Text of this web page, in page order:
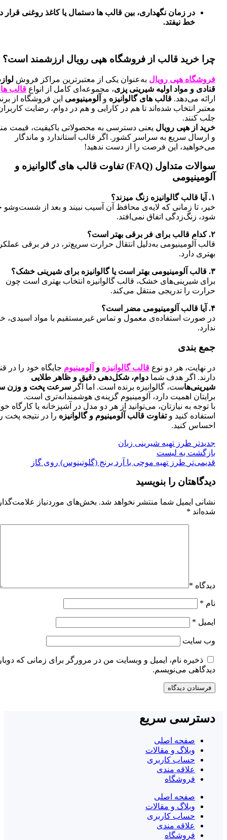
در زمان نگهداری، بین قالب ها دستمال یا کاغذ روغنی قرار دهید تا
خط نیفتد.
خرید قالب از فروشگاه هپی رویال ارزشمند است؟
هپی رویالبه‌عنوان یکی از معتبرترین مراکز فروش لوازم
و مواد اولیه شیرینی پزی ، مجموعه‌ای کامل از انواع قالب ها را
می‌دهد. قالب های گالوانیزهوآلومینیومیاین فروشگاه از برندهای
انتخاب شده‌اند تا هم در کارایی و هم در دوام، رضایت کاربران را
از هپی رویالیعنی دسترسی به محصولاتی باکیفیت، قیمت مناسب
سریع به سراسر کشور. اگر قالب استاندارد و ماندگار
این فرصت را از دست ندهید!
سوالات متداول (FAQ) تفاوت قالب های گالوانیزه و
تا زمانی که لایه‌ی محافظ آن آسیب نبیند و بعد از شست‌وشو خشک
زنگ‌زدگی اتفاق نمی‌افتد.
آلومینیومی به‌دلیل انتقال حرارت سریع‌تر، در فر برقی عملکرد
دارد.
شیرینی‌های خشک، قالب گالوانیزه انتخاب بهتری است چون
را تدریجی منتقل می‌کند.
استفاده‌ی معمول و تماس غیرمستقیم با مواد اسیدی، خطری
بندی
هر دو نوع قالب گالوانیزهوآلومینیومجایگاه خود را در قنادی
اگر هدف شمادوام، شکل‌دهی دقیق و ظاهر طلایی
ست، گالوانیزه برنده است. اما اگر سرعت پخت و وزن سبک
اهمیت دارد، آلومینیوم گزینه‌ی هوشمندانه‌تری است.
به نیازتان، می‌توانید از هر دو مدل در آشپزخانه یا کارگاه خود
کنید وتفاوت قالب آلومینیوم و گالوانیزهرا در نتیجه پخت را
کنید.
طرز تهیه شیرینی زبان
به لیست
طرز تهیه موچی با آرد برنج (گلوتینوس) روی گاز
را بنویسید
ایمیل شما منتشر نخواهد شد. بخش‌های موردنیاز علامت‌گذاری
*
نام، ایمیل و وبسایت من در مرورگر برای زمانی که دوباره
می‌نویسم.
سریع
صفحه اصلی
وبلاگ و مقالات
حساب کاربری
علاقه مندی
فروشگاه
صفحه اصلی
وبلاگ و مقالات
حساب کاربری
علاقه مندی
فروشگاه